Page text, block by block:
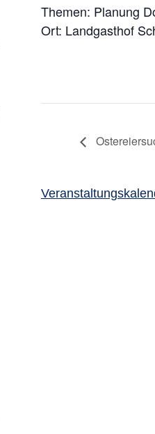
Themen: Planung
Ort: Landgasthof